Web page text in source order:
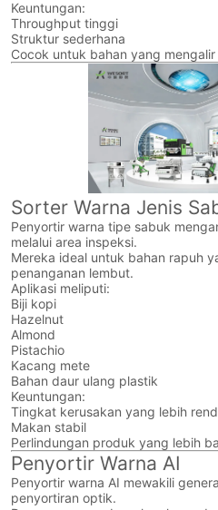
Keuntungan:
Throughput tinggi
Struktur sederhana
Cocok untuk bahan yang
Sorter Warna Jenis
Penyortir warna tipe sabuk
melalui area inspeksi.
Mereka ideal untuk bahan rapuh
penanganan lembut.
Aplikasi meliputi:
Biji kopi
Hazelnut
Almond
Pistachio
Kacang mete
Bahan daur ulang plastik
Keuntungan:
Tingkat kerusakan yang lebih
Makan stabil
Perlindungan produk yang lebih
Penyortir Warna AI
Penyortir warna AI mewakili
penyortiran optik.